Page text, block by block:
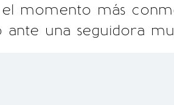
momento más
una seguidora